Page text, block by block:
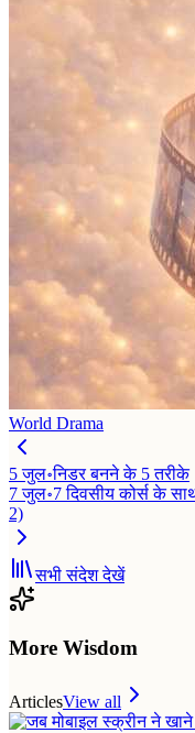
World Drama
5 जुल॰निडर बनने के 5 तरीके
7 जुल॰7 दिवसीय कोर्स के
2)
सभी संदेश देखें
More Wisdom
ArticlesView all